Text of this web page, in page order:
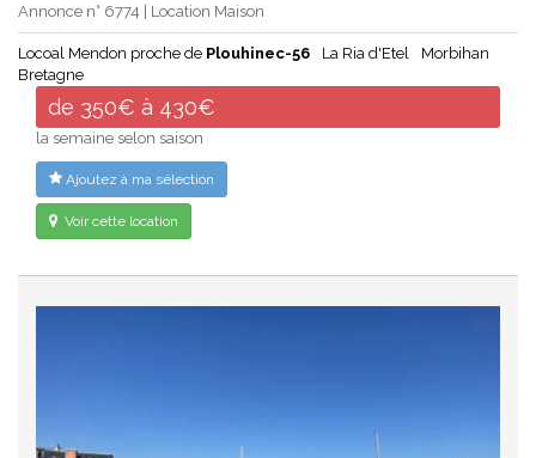
Annonce n° 6774 | Location Maison
Locoal Mendon proche de Plouhinec-56 La Ria d'Etel
Morbihan
Bretagne
de 350€ à 430€
la semaine selon saison
Ajoutez à ma sélection
Voir cette location